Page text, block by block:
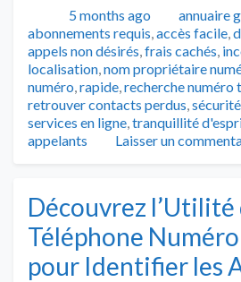
Publié5 months ago annuaire
abonnements requis,accès facile,
appels non désirés,frais cachés,
localisation,nom propriétaire
numéro,rapide,recherche numéro
retrouver contacts perdus,sécurité
services en ligne,tranquillité
appelants
Laisser un
Découvrez l’Utilité
Téléphone
pour Identifier les